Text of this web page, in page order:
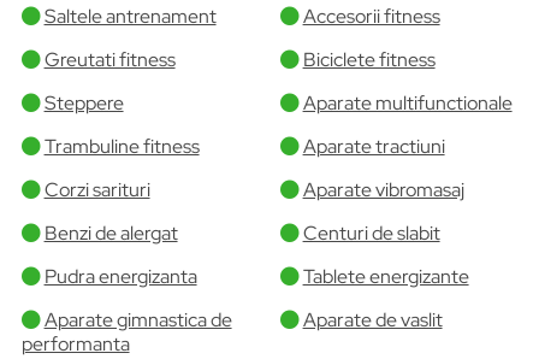
Saltele antrenament
Accesorii fitness
Greutati fitness
Biciclete fitness
Steppere
Aparate multifunctionale
Trambuline fitness
Aparate tractiuni
Corzi sarituri
Aparate vibromasaj
Benzi de alergat
Centuri de slabit
Pudra energizanta
Tablete energizante
Aparate gimnastica de
performanta
Aparate de vaslit